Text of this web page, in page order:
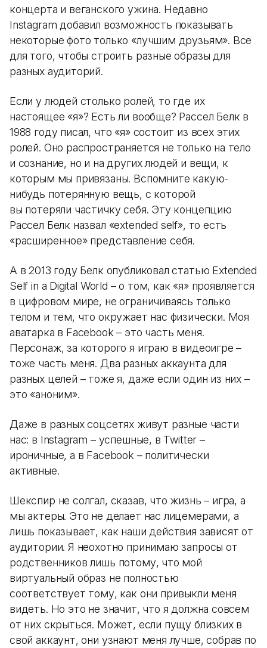
концерта и веганского ужина. Недавно
Instagram добавил возможность показывать
некоторые фото только «лучшим друзьям». Все
для того, чтобы строить разные образы для
разных аудиторий.
Если у людей столько ролей, то где их
настоящее «я»? Есть ли вообще? Рассел Белк в
1988 году писал, что «я» состоит из всех этих
ролей. Оно распространяется не только на тело
и сознание, но и на других людей и вещи, к
которым мы привязаны. Вспомните какую-
нибудь потерянную вещь, с которой
вы потеряли частичку себя. Эту концепцию
Рассел Белк назвал «extended self», то есть
«расширенное» представление себя.
А в 2013 году Белк опубликовал статью Extended
Self in a Digital World – о том, как «я» проявляется
в цифровом мире, не ограничиваясь только
телом и тем, что окружает нас физически. Моя
аватарка в Facebook – это часть меня.
Персонаж, за которого я играю в видеоигре –
тоже часть меня. Два разных аккаунта для
разных целей – тоже я, даже если один из них –
это «аноним».
Даже в разных соцсетях живут разные части
нас: в Instagram – успешные, в Twitter –
ироничные, а в Facebook – политически
активные.
Шекспир не солгал, сказав, что жизнь – игра, а
мы актеры. Это не делает нас лицемерами, а
лишь показывает, как наши действия зависят от
аудитории. Я неохотно принимаю запросы от
родственников лишь потому, что мой
виртуальный образ не полностью
соответствует тому, как они привыкли меня
видеть. Но это не значит, что я должна совсем
от них скрыться. Может, если пущу близких в
свой аккаунт, они узнают меня лучше, собрав по